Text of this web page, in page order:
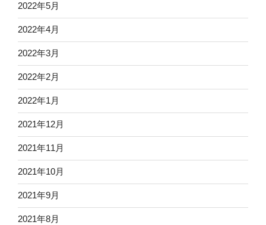
2022年5月
2022年4月
2022年3月
2022年2月
2022年1月
2021年12月
2021年11月
2021年10月
2021年9月
2021年8月